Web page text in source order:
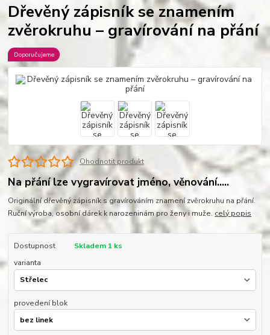
Dřevěný zápisník se znamením
zvěrokruhu – gravírování na přání
Doporučujeme
Ohodnotit produkt
Na přání lze vygravírovat jméno, věnování.....
Originální dřevěný zápisník s gravírováním znamení zvěrokruhu na přání.
Ruční výroba, osobní dárek k narozeninám pro ženy i muže. celý popis
Dostupnost
Skladem 1 ks
varianta
provedení blok